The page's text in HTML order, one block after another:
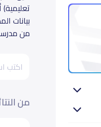
بيانات
من
من